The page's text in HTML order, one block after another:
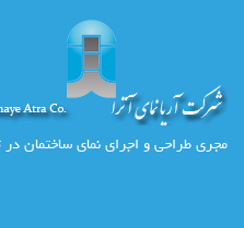
مجری طراحی و اجرای نمای ساختمان